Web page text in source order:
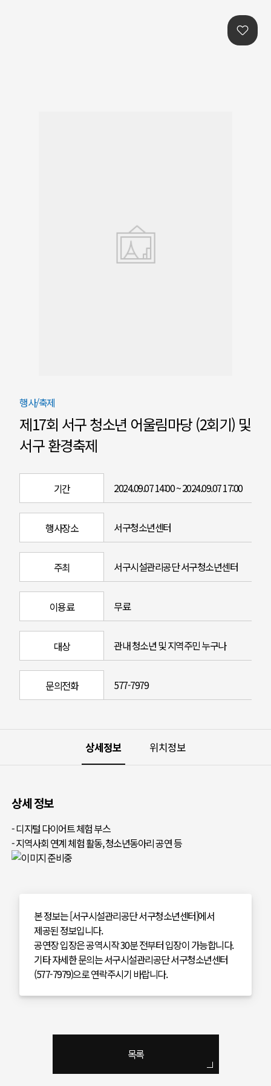
행사/축제
제17회 서구 청소년 어울림마당 (2회기) 및
서구 환경축제
기간 2024.09.07 14:00 ~ 2024.09.07 17:00
행사장소 서구청소년센터
주최 서구시설관리공단 서구청소년센터
이용료 무료
대상 관내 청소년 및 지역주민 누구나
문의전화 577-7979
상세정보 위치정보
상세 정보
- 디지털 다이어트 체험 부스
- 지역사회 연계 체험 활동, 청소년동아리 공연 등
본 정보는 [서구시설관리공단 서구청소년센터]에서
제공된 정보입니다.
공연장 입장은 공역시작 30분 전부터 입장이 가능합니다.
기타 자세한 문의는 서구시설관리공단 서구청소년센터
(577-7979)으로 연락주시기 바랍니다.
목록